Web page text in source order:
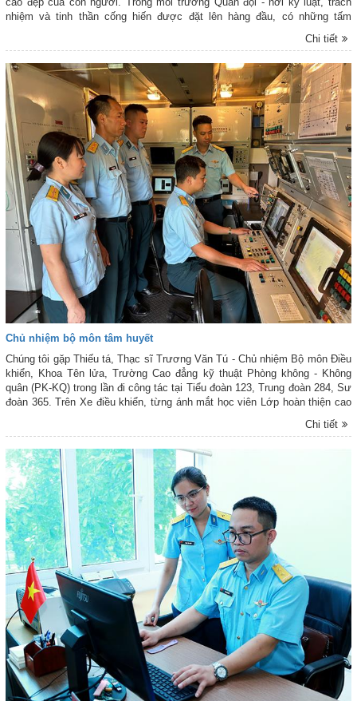
nhiệm và tinh thần cống hiến được đặt lên hàng đầu, có những tấm
gương lặng lẽ lan tỏa yêu thương bằng những hành động thiết thực. Thiếu
tá QNCN Đỗ Thị Thu Hà - Y sĩ Ban Quân y, Phòng Hậu cần - Kỹ thuật,
363, Quân chủng Phòng không - Không quân là một trong những người
như thế. Với tâm niệm “Hạnh phúc là được sẻ chia, cho đi là còn mãi”,
tấm lòng nhân ái và câu chuyện về hoạt động thiện nguyện của chị là minh
chứng sinh động cho hình ảnh người lính thời bình luôn tỏa sáng với
những phẩm chất cao quý “Bộ đội Cụ Hồ” trong lòng Nhân dân.
Chi tiết
Chủ nhiệm bộ môn tâm huyết
Chúng tôi gặp Thiếu tá, Thạc sĩ Trương Văn Tú - Chủ nhiệm Bộ môn Điều
khiển, Khoa Tên lửa, Trường Cao đẳng kỹ thuật Phòng không - Không
quân (PK-KQ) trong lần đi công tác tại Tiểu đoàn 123, Trung đoàn 284, Sư
đoàn 365. Trên Xe điều khiển, từng ánh mắt học viên Lớp hoàn thiện cao
chú lắng nghe và quan sát thầy Tú thực hiện động tác mẫu trên màn hiện
đều cô đọng lại thành những vấn đề cần chú ý, giúp học viên dễ hiểu và
dễ tiếp thu nhanh kiến thức bài học.
Chi tiết